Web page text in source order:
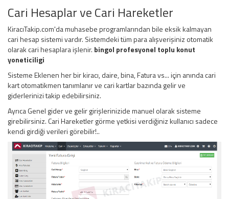
Cari Hesaplar ve Cari Hareketler
KiracıTakip.com'da muhasebe programlarından bile eksik kalmayan
cari hesap sistemi vardır. Sistemdeki tüm para alışverişiniz otomatik
olarak cari hesaplara işlenir. bingol profesyonel toplu konut
yoneticiligi
Sisteme Eklenen her bir kiracı, daire, bina, Fatura vs... için anında cari
kart otomatikmen tanımlanır ve cari kartlar bazında gelir ve
giderlerinizi takip edebilirsiniz.
Ayrıca Genel gider ve gelir girişlerinizide manuel olarak sisteme
girebilirsiniz. Cari Hareketler görme yetkisi verdiğiniz kullanıcı sadece
kendi girdiği verileri görebilir!..